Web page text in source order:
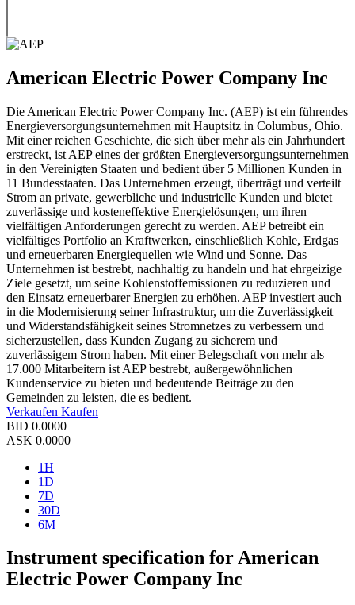
American Electric Power Company Inc
Die American Electric Power Company Inc. (AEP) ist ein führendes
Energieversorgungsunternehmen mit Hauptsitz in Columbus, Ohio.
Mit einer reichen Geschichte, die sich über mehr als ein Jahrhundert
erstreckt, ist AEP eines der größten Energieversorgungsunternehmen
in den Vereinigten Staaten und bedient über 5 Millionen Kunden in
11 Bundesstaaten. Das Unternehmen erzeugt, überträgt und verteilt
Strom an private, gewerbliche und industrielle Kunden und bietet
zuverlässige und kosteneffektive Energielösungen, um ihren
vielfältigen Anforderungen gerecht zu werden. AEP betreibt ein
vielfältiges Portfolio an Kraftwerken, einschließlich Kohle, Erdgas
und erneuerbaren Energiequellen wie Wind und Sonne. Das
Unternehmen ist bestrebt, nachhaltig zu handeln und hat ehrgeizige
Ziele gesetzt, um seine Kohlenstoffemissionen zu reduzieren und
den Einsatz erneuerbarer Energien zu erhöhen. AEP investiert auch
in die Modernisierung seiner Infrastruktur, um die Zuverlässigkeit
und Widerstandsfähigkeit seines Stromnetzes zu verbessern und
sicherzustellen, dass Kunden Zugang zu sicherem und
zuverlässigem Strom haben. Mit einer Belegschaft von mehr als
17.000 Mitarbeitern ist AEP bestrebt, außergewöhnlichen
Kundenservice zu bieten und bedeutende Beiträge zu den
Gemeinden zu leisten, die es bedient.
Verkaufen Kaufen
BID 0.0000
ASK 0.0000
1H
1D
7D
30D
6M
Instrument specification for American
Electric Power Company Inc